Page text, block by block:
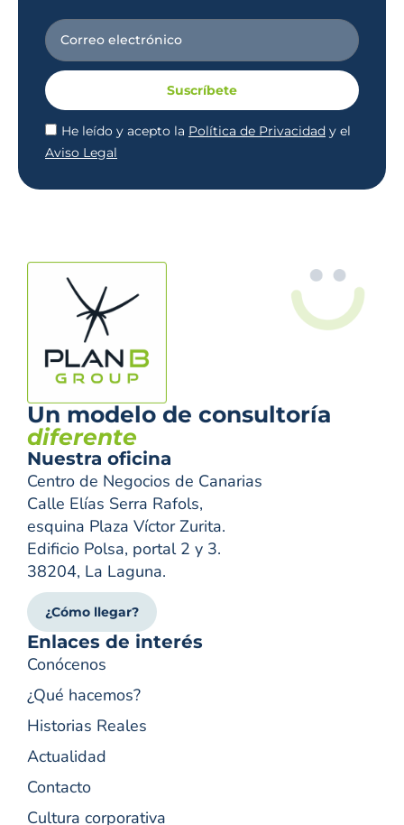
He leído y acepto la Política de Privacidad y el
Aviso Legal
Suscríbete
Un modelo de consultoría
diferente
Nuestra oficina
Centro de Negocios de Canarias
Calle Elías Serra Rafols,
esquina Plaza Víctor Zurita.
Edificio Polsa, portal 2 y 3.
38204, La Laguna.
¿Cómo llegar?
Enlaces de interés
Conócenos
¿Qué hacemos?
Historias Reales
Actualidad
Contacto
Cultura corporativa